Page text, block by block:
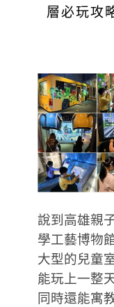
層必玩攻
說到高雄親
學工藝博物
大型的兒童
能玩上一整
同時還能寓